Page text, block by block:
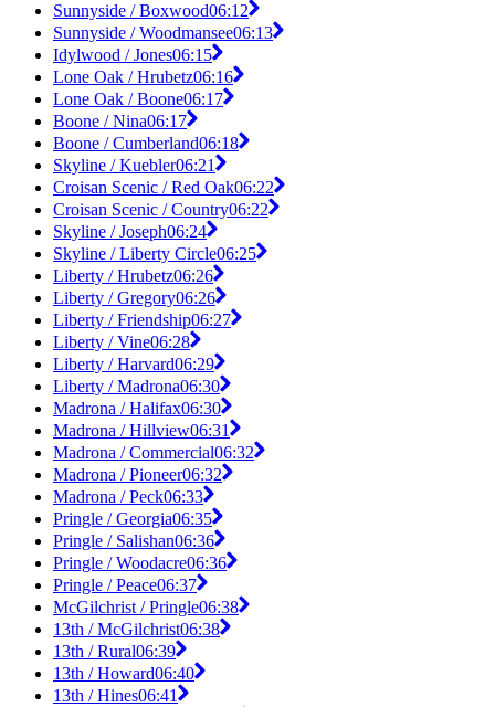
Sunnyside / Boxwood06:12
Sunnyside / Woodmansee06:13
Idylwood / Jones06:15
Lone Oak / Hrubetz06:16
Lone Oak / Boone06:17
Boone / Nina06:17
Boone / Cumberland06:18
Skyline / Kuebler06:21
Croisan Scenic / Red Oak06:22
Croisan Scenic / Country06:22
Skyline / Joseph06:24
Skyline / Liberty Circle06:25
Liberty / Hrubetz06:26
Liberty / Gregory06:26
Liberty / Friendship06:27
Liberty / Vine06:28
Liberty / Harvard06:29
Liberty / Madrona06:30
Madrona / Halifax06:30
Madrona / Hillview06:31
Madrona / Commercial06:32
Madrona / Pioneer06:32
Madrona / Peck06:33
Pringle / Georgia06:35
Pringle / Salishan06:36
Pringle / Woodacre06:36
Pringle / Peace06:37
McGilchrist / Pringle06:38
13th / McGilchrist06:38
13th / Rural06:39
13th / Howard06:40
13th / Hines06:41